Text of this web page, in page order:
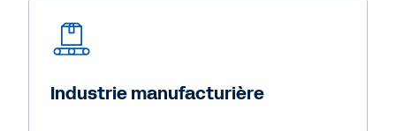
Industrie manufacturière